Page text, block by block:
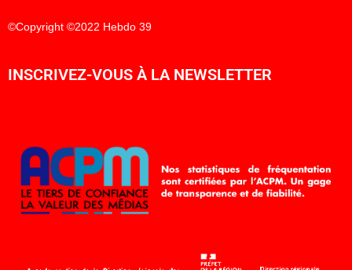
©Copyright ©2022 Hebdo 39
INSCRIVEZ-VOUS À LA NEWSLETTER